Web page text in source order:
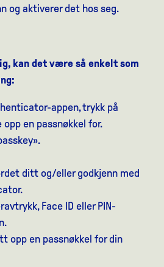
og aktiverer det hos seg.
kan det være så enkelt som
appen, trykk på
en passnøkkel for.
ditt og/eller godkjenn med
Face ID eller PIN-
opp en passnøkkel for din